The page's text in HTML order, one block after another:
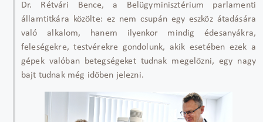
Dr. Rétvári Bence, a Belügyminisztérium parlamenti
államtitkára közölte: ez nem csupán egy eszköz átadására
való alkalom, hanem ilyenkor mindig édesanyákra,
feleségekre, testvérekre gondolunk, akik esetében ezek a
gépek valóban betegségeket tudnak megelőzni, egy nagy
bajt tudnak még időben jelezni.